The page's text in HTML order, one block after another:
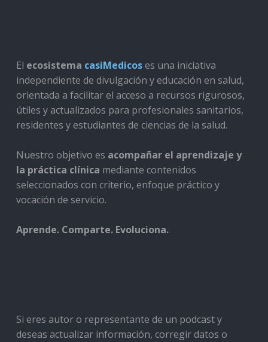
El ecosistema casiMedicoses una iniciativa
independiente de divulgación y educación en salud,
orientada a facilitar el acceso a recursos rigurosos,
útiles y actualizados para profesionales sanitarios,
residentes y estudiantes de ciencias de la salud.
Nuestro objetivo es acompañar el aprendizaje y
la práctica clínica mediante contenidos
seleccionados con criterio, enfoque práctico y
vocación de servicio.
Aprende. Comparte. Evoluciona.
Si eres autor o representante de un podcast y
deseas actualizar información, corregir datos o